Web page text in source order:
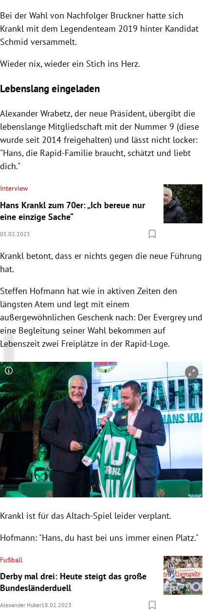
Bei der Wahl von Nachfolger Bruckner hatte sich
Krankl mit dem Legendenteam 2019 hinter Kandidat
Schmid versammelt.
Wieder nix, wieder ein Stich ins Herz.
Lebenslang eingeladen
Alexander Wrabetz, der neue Präsident, übergibt die
lebenslange Mitgliedschaft mit der Nummer 9 (diese
wurde seit 2014 freigehalten) und lässt nicht locker:
"Hans, die Rapid-Familie braucht, schätzt und liebt
dich."
Interview
Hans Krankl zum 70er: „Ich bereue nur
eine einzige Sache“
05.02.2023
Krankl betont, dass er nichts gegen die neue Führung
hat.
Steffen Hofmann hat wie in aktiven Zeiten den
längsten Atem und legt mit einem
außergewöhnlichen Geschenk nach: Der Evergrey und
eine Begleitung seiner Wahl bekommen auf
Lebenszeit zwei Freiplätze in der Rapid-Loge.
Copyright-Hinweis öffnen/schließen
Krankl ist für das Altach-Spiel leider verplant.
Hofmann: "Hans, du hast bei uns immer einen Platz."
Fußball
Derby mal drei: Heute steigt das große
Bundesländerduell
Alexander Huber18.02.2023